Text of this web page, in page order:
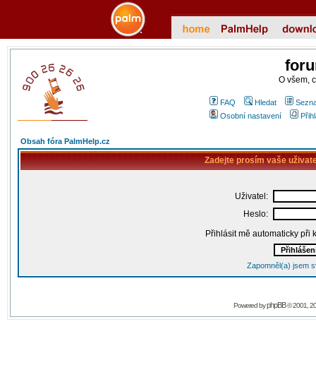
O všem,
FAQ Hledat
Osobní nastavení
Obsah fóra PalmHelp.cz
Zadejte prosím vaše
Uživatel:
Heslo:
Přihlásit mě automaticky při
Zapomněl(a) jsem
Powered byphpBB© 2001,